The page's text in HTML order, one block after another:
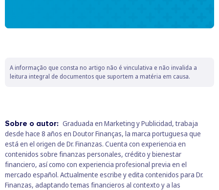
A informação que consta no artigo não é vinculativa e não invalida a
leitura integral de documentos que suportem a matéria em causa.
Sobre o autor: Graduada en Marketing y Publicidad, trabaja
desde hace 8 años en Doutor Finanças, la marca portuguesa que
está en el origen de Dr. Finanzas. Cuenta con experiencia en
contenidos sobre finanzas personales, crédito y bienestar
financiero, así como con experiencia profesional previa en el
mercado español. Actualmente escribe y edita contenidos para Dr.
Finanzas, adaptando temas financieros al contexto y a las